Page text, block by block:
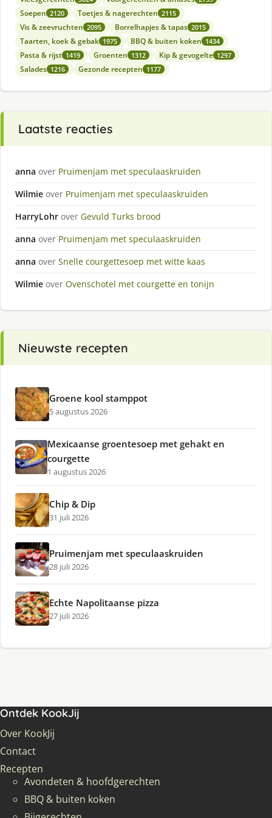
Soepen 2120 Toetjes & nagerechten 2115
Vis & zeevruchten 2095 Borrelhapjes & tapas 2015
Taarten, koek & gebak 1975 BBQ & buiten koken 1434
Pasta & rijst 1419 Groenten 1312 Kip & gevogelte 1297
Salades 1216 Gezonde recepten 1177
Laatste reacties
anna over Pruimenjam met speculaaskruiden
Wilmie over Pruimenjam met speculaaskruiden
HarryLohr over Gevuld Turks brood
anna over Pruimenjam met speculaaskruiden
anna over Snelle courgettesoep met witte kaas
Wilmie over Ovenschotel met courgette en tonijn
Nieuwste recepten
Groene kool stamppot
5 augustus 2026
Mexicaanse groentesoep met gehakt en
courgette
1 augustus 2026
Chip & Dip
31 juli 2026
Pruimenjam met speculaaskruiden
28 juli 2026
Echte Napolitaanse pizza
27 juli 2026
Ontdek KookJij
Over KookJij
Contact
Recepten
Avondeten & hoofdgerechten
BBQ & buiten koken